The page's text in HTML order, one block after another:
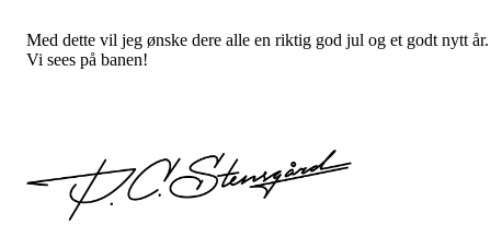
Med dette vil jeg ønske dere alle en riktig god jul og et godt nytt år.
Vi sees på banen!